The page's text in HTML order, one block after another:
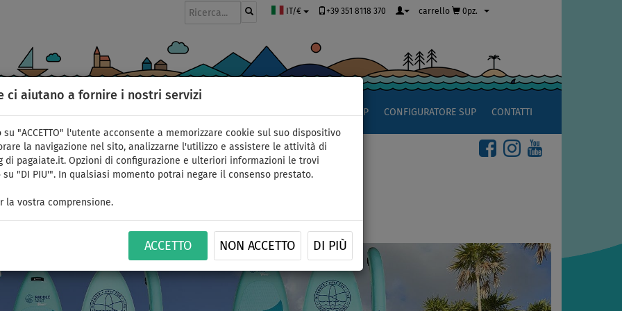
ci aiutano a fornire i nostri servizi
su "ACCETTO" l'utente acconsente a memorizzare cookie sul suo dispositivo
la navigazione nel sito, analizzarne l'utilizzo e assistere le attività di
di pagaiate.it. Opzioni di configurazione e ulteriori informazioni le trovi
su "DI PIU'". In qualsiasi momento potrai negare il consenso prestato.
la vostra comprensione.
ACCETTO NON ACCETTO DI PIÙ
IT/€ +39 351 8118 370 carrello 0pz.
APPROCCIO AL SUP CONFIGURATORE SUP CONTATTI
onda vi coglierà più di sorpresa